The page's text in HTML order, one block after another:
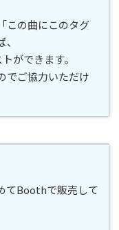
この曲にこのタグ
ができます。
でご協力いただけ
てBoothで販売して